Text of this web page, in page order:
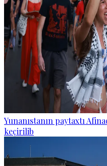
Yunanıstanın paytaxtı
keçirilib